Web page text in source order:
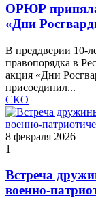
ОРЮР приняла
«Дни
В преддверии 10-
правопорядка в
акция «Дни
присоединил...
СКО
8 февраля 2026
1
Встреча